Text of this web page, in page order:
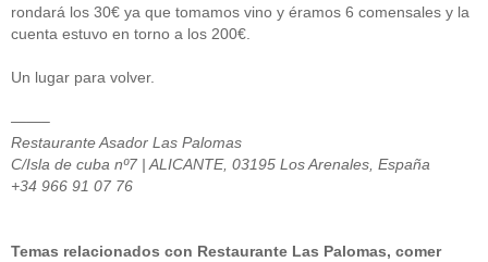
rondará los 30€ ya que tomamos vino y éramos 6 comensales y la
cuenta estuvo en torno a los 200€.
Un lugar para volver.
——–
Restaurante Asador Las Palomas
C/Isla de cuba nº7 | ALICANTE, 03195 Los Arenales, España
+34 966 91 07 76
Temas relacionados con Restaurante Las Palomas, comer